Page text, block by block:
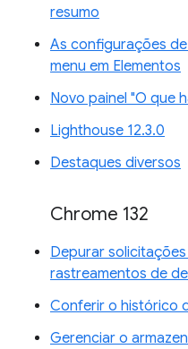
resumo
As configurações
menu em Elementos
Novo painel "O que
Lighthouse 12.3.0
Destaques diversos
Chrome 132
Depurar
rastreamentos de
Conferir o histórico
Gerenciar o